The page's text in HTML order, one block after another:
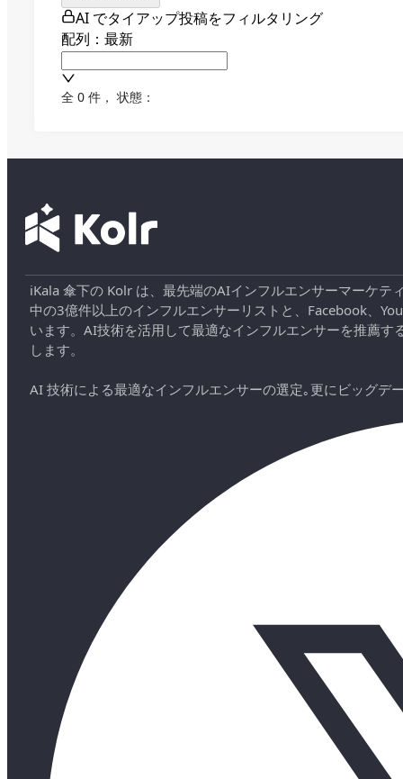
AI でタイアップ投稿をフィルタリング
配列：最新
全 0 件 ， 状態：
iKala 傘下の Kolr は、最先端のAIインフルエンサーマーケ
中の3億件以上のインフルエンサーリストと、Facebook、
います。AI技術を活用して最適なインフルエンサーを推薦
します。
AI 技術による最適なインフルエンサーの選定｡更にビッグデ